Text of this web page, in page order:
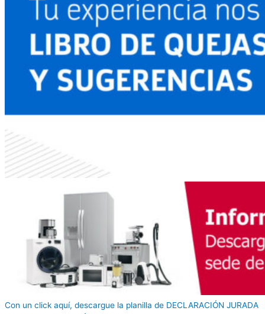
Con un click aquí, descargue la planilla de DECLARACIÓN JURADA